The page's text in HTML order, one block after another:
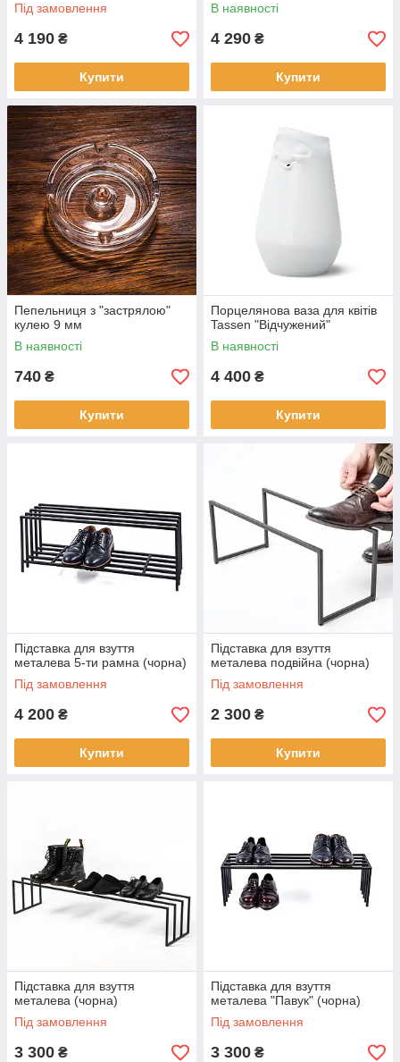
Під замовлення
4 190 ₴
Купити
В наявності
4 290 ₴
Купити
Пепельниця з "застрялою"
кулею 9 мм
В наявності
740 ₴
Купити
Порцелянова ваза для квітів
Tassen "Відчужений"
В наявності
4 400 ₴
Купити
Підставка для взуття
металева 5-ти рамна (чорна)
Під замовлення
4 200 ₴
Купити
Підставка для взуття
металева подвійна (чорна)
Під замовлення
2 300 ₴
Купити
Підставка для взуття
металева (чорна)
Під замовлення
3 300 ₴
Підставка для взуття
металева "Павук" (чорна)
Під замовлення
3 300 ₴